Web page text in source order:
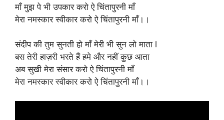
माँ मुझ पे भी उपकार करो ऐ चिंतापुरनी माँ
मेरा नमस्कार स्वीकार करो ऐ चिंतापुरनी माँ।।
संदीप की तुम सुनती हो माँ मेरी भी सुन लो माता l
बस तेरी हाज़री भरते हैं हमे और नहीं कुछ आता
अब सुखी मेरा संसार करो ऐ चिंतापुरनी माँ
मेरा नमस्कार स्वीकार करो ऐ चिंतापुरनी माँ।।